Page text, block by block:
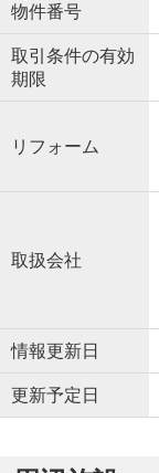
物件番号
取引条件の有効
期限
リフォーム
取扱会社
情報更新日
更新予定日